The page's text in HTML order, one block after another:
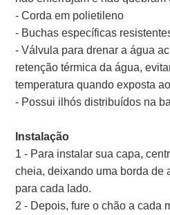
- Corda em polietileno
- Buchas específicas
- Válvula para drenar a água
retenção térmica da água,
temperatura quando exposta
- Possui ilhós distribuídos na
Instalação
1 - Para instalar sua capa,
cheia, deixando uma borda de
para cada lado.
2 - Depois, fure o chão a cada